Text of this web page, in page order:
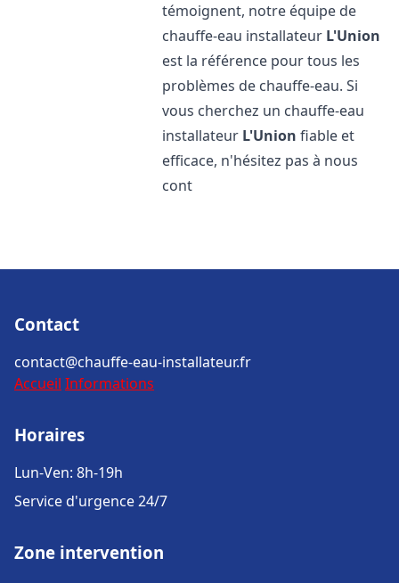
témoignent, notre équipe de
chauffe-eau installateur L'Union
est la référence pour tous les
problèmes de chauffe-eau. Si
vous cherchez un chauffe-eau
installateur L'Union fiable et
efficace, n'hésitez pas à nous
cont
Contact
contact@chauffe-eau-installateur.fr
Accueil Informations
Horaires
Lun-Ven: 8h-19h
Service d'urgence 24/7
Zone intervention